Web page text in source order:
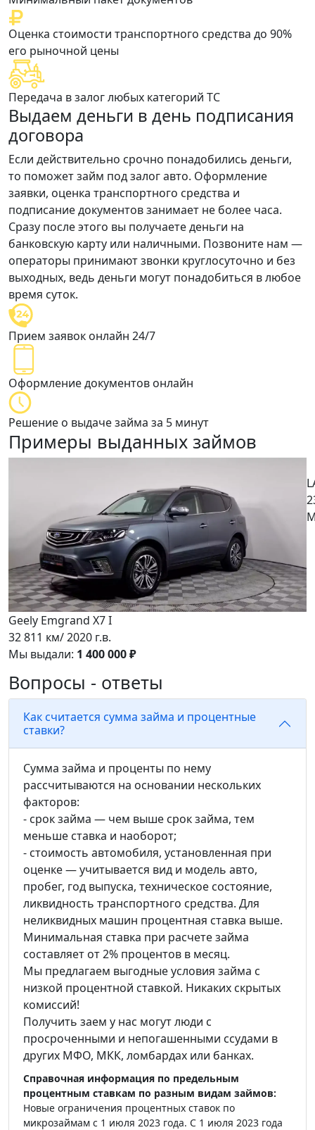
Оценка стоимости транспортного средства до 90%
его рыночной цены
Передача в залог любых категорий ТС
Выдаем деньги в день подписания
договора
Если действительно срочно понадобились деньги,
то поможет займ под залог авто. Оформление
заявки, оценка транспортного средства и
подписание документов занимает не более часа.
Сразу после этого вы получаете деньги на
банковскую карту или наличными. Позвоните нам —
операторы принимают звонки круглосуточно и без
выходных, ведь деньги могут понадобиться в любое
время суток.
Прием заявок онлайн 24/7
Оформление документов онлайн
Решение о выдаче займа за 5 минут
Примеры выданных займов
Geely Emgrand X7 I
32 811 км/ 2020 г.в.
Мы выдали: 1 400 000 ₽
Вопросы - ответы
Как считается сумма займа и процентные
ставки?
Сумма займа и проценты по нему
рассчитываются на основании нескольких
факторов:
- срок займа — чем выше срок займа, тем
меньше ставка и наоборот;
- стоимость автомобиля, установленная при
оценке — учитывается вид и модель авто,
пробег, год выпуска, техническое состояние,
ликвидность транспортного средства. Для
неликвидных машин процентная ставка выше.
Минимальная ставка при расчете займа
составляет от 2% процентов в месяц.
Мы предлагаем выгодные условия займа с
низкой процентной ставкой. Никаких скрытых
комиссий!
Получить заем у нас могут люди с
просроченными и непогашенными ссудами в
других МФО, МКК, ломбардах или банках.
Справочная информация по предельным
процентным ставкам по разным видам займов:
Новые ограничения процентных ставок по
микрозаймам с 1 июля 2023 года. С 1 июля 2023 года